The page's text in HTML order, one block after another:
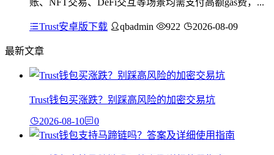
Trust安卓版下载 qbadmin 922 2026-08-09
最新文章
Trust钱包买涨跌？别踩高风险的加密交易坑
2026-08-10 0